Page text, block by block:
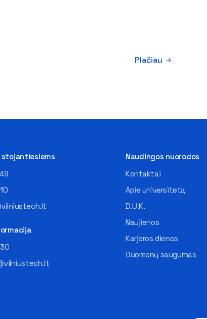
Plačiau
Naudingos nuorodos
Kontaktai
Apie universitetą
D.U.K.
Naujienos
Karjeros dienos
Duomenų saugumas